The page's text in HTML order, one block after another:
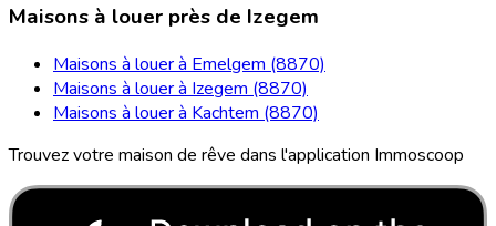
Maisons à louer près de Izegem
Maisons à louer à Emelgem (8870)
Maisons à louer à Izegem (8870)
Maisons à louer à Kachtem (8870)
Trouvez votre maison de rêve dans l'application Immoscoop